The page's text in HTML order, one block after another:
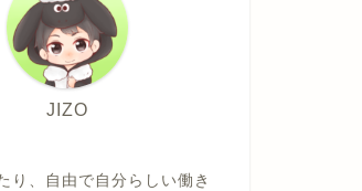
JIZO
り、自由で自分らしい働き